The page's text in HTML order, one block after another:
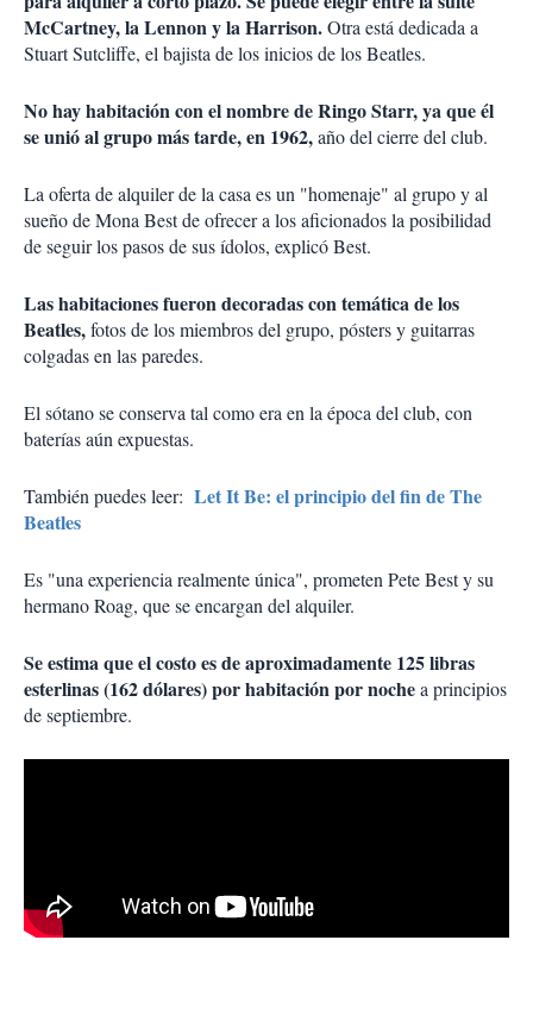
McCartney, la Lennon y la Harrison.Otra está dedicada a
Stuart Sutcliffe, el bajista de los inicios de los Beatles.
No hay habitación con el nombre de Ringo Starr, ya que él
se unió al grupo más tarde, en 1962,año del cierre del club.
La oferta de alquiler de la casa es un "homenaje" al grupo y al
sueño de Mona Best de ofrecer a los aficionados la posibilidad
de seguir los pasos de sus ídolos, explicó Best.
Las habitaciones fueron decoradas con temática de los
Beatles,fotos de los miembros del grupo, pósters y guitarras
colgadas en las paredes.
El sótano se conserva tal como era en la época del club, con
baterías aún expuestas.
También puedes leer: Let It Be: el principio del fin de The
Beatles
Es "una experiencia realmente única", prometen Pete Best y su
hermano Roag, que se encargan del alquiler.
Se estima que el costo es de aproximadamente 125 libras
esterlinas (162 dólares) por habitación por nochea principios
de septiembre.